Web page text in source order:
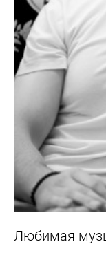
Любимая